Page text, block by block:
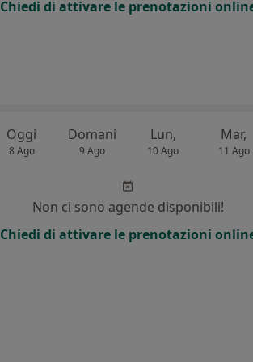
Chiedi di attivare le prenotazioni
Oggi
8 Ago
Domani
9 Ago
Lun,
10 Ago
Mar,
11 Ago
Non ci sono agende disponibili!
Chiedi di attivare le prenotazioni